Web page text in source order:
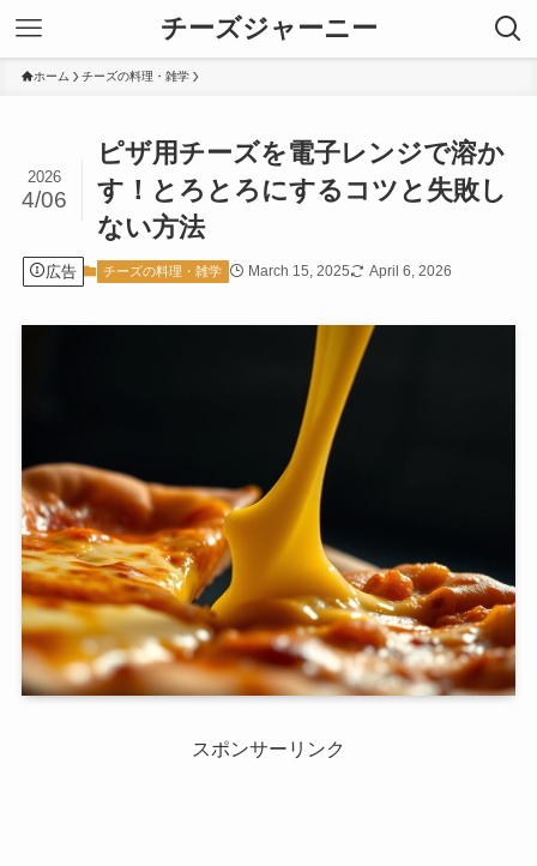
チーズジャーニー
ホーム チーズの料理・雑学
ピザ用チーズを電子レンジで溶か
す！とろとろにするコツと失敗し
ない方法
2026
4/06
広告 チーズの料理・雑学 March 15, 2025 April 6, 2026
スポンサーリンク